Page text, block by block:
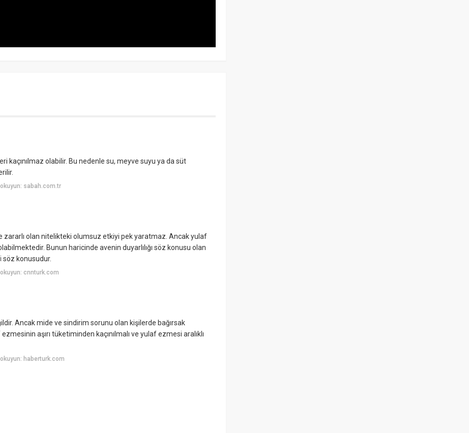
kaçınılmaz olabilir. Bu nedenle su, meyve suyu ya da süt
okuyun: sabah.com.tr
zararlı olan nitelikteki olumsuz etkiyi pek yaratmaz. Ancak yulaf
Bunun haricinde avenin duyarlılığı söz konusu olan
söz konusudur.
okuyun: cnnturk.com
Ancak mide ve sindirim sorunu olan kişilerde bağırsak
aşırı tüketiminden kaçınılmalı ve yulaf ezmesi aralıklı
okuyun: haberturk.com